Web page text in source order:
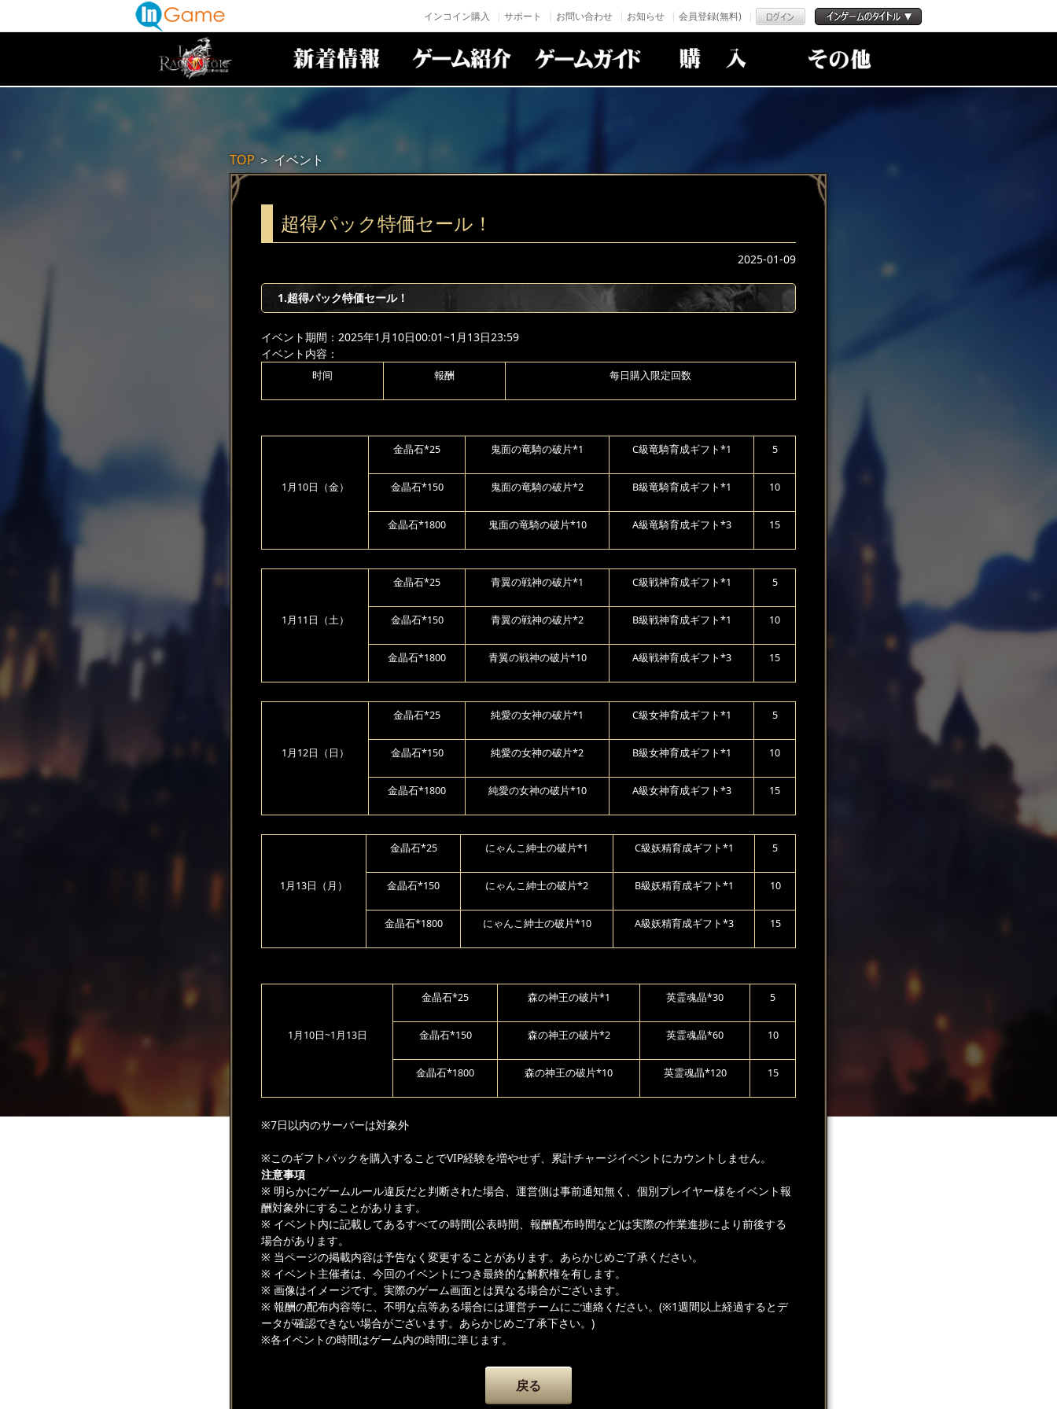
インコイン購入 サポート お問い合わせ お知らせ 会員登録(無料)
TOP ＞ イベント
超得パック特価セール！
2025-01-09
1.超得パック特価セール！
イベント期間：2025年1月10日00:01~1月13日23:59
イベント内容：
时间 報酬 每日購入限定回数
1月10日（金）
金晶石*25 鬼面の竜騎の破片*1 C級竜騎育成ギフト*1 5
金晶石*150 鬼面の竜騎の破片*2 B級竜騎育成ギフト*1 10
金晶石*1800 鬼面の竜騎の破片*10 A級竜騎育成ギフト*3 15
1月11日（土）
金晶石*25 青翼の戦神の破片*1 C級戦神育成ギフト*1 5
金晶石*150 青翼の戦神の破片*2 B級戦神育成ギフト*1 10
金晶石*1800 青翼の戦神の破片*10 A級戦神育成ギフト*3 15
1月12日（日）
金晶石*25 純愛の女神の破片*1 C級女神育成ギフト*1 5
金晶石*150 純愛の女神の破片*2 B級女神育成ギフト*1 10
金晶石*1800 純愛の女神の破片*10 A級女神育成ギフト*3 15
1月13日（月）
金晶石*25 にゃんこ紳士の破片*1 C級妖精育成ギフト*1 5
金晶石*150 にゃんこ紳士の破片*2 B級妖精育成ギフト*1 10
金晶石*1800 にゃんこ紳士の破片*10 A級妖精育成ギフト*3 15
1月10日~1月13日
金晶石*25 森の神王の破片*1 英霊魂晶*30 5
金晶石*150 森の神王の破片*2 英霊魂晶*60 10
金晶石*1800 森の神王の破片*10 英霊魂晶*120 15
※7日以内のサーバーは対象外
※このギフトパックを購入することでVIP経験を増やせず、累計チャージイベントにカウントしません。
注意事項
※ 明らかにゲームルール違反だと判断された場合、運営側は事前通知無く、個別プレイヤー様をイベント報
酬対象外にすることがあります。
※ イベント内に記載してあるすべての時間(公表時間、報酬配布時間など)は実際の作業進捗により前後する
場合があります。
※ 当ページの掲載内容は予告なく変更することがあります。あらかじめご了承ください。
※ イベント主催者は、今回のイベントにつき最終的な解釈権を有します。
※ 画像はイメージです。実際のゲーム画面とは異なる場合がございます。
※ 報酬の配布内容等に、不明な点等ある場合には運営チームにご連絡ください。(※1週間以上経過するとデ
ータが確認できない場合がございます。あらかじめご了承下さい。)
※各イベントの時間はゲーム内の時間に準じます。
戻る